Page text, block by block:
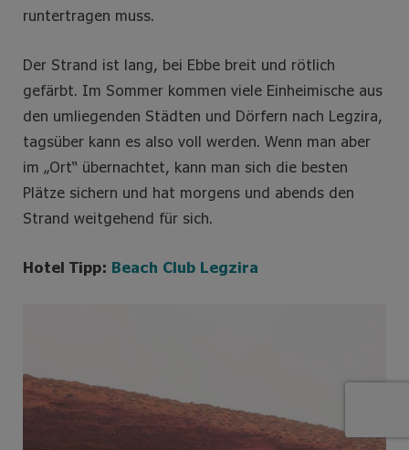
runtertragen muss.
Der Strand ist lang, bei Ebbe breit und rötlich
gefärbt. Im Sommer kommen viele Einheimische aus
den umliegenden Städten und Dörfern nach Legzira,
tagsüber kann es also voll werden. Wenn man aber
im „Ort“ übernachtet, kann man sich die besten
Plätze sichern und hat morgens und abends den
Strand weitgehend für sich.
Hotel Tipp: Beach Club Legzira